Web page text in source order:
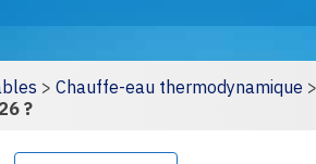
> Chauffe-eau thermodynamique >
?